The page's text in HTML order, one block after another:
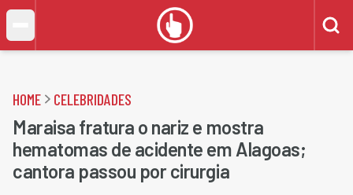
HOME CELEBRIDADES
Maraisa fratura o nariz e mostra
hematomas de acidente em Alagoas;
cantora passou por cirurgia